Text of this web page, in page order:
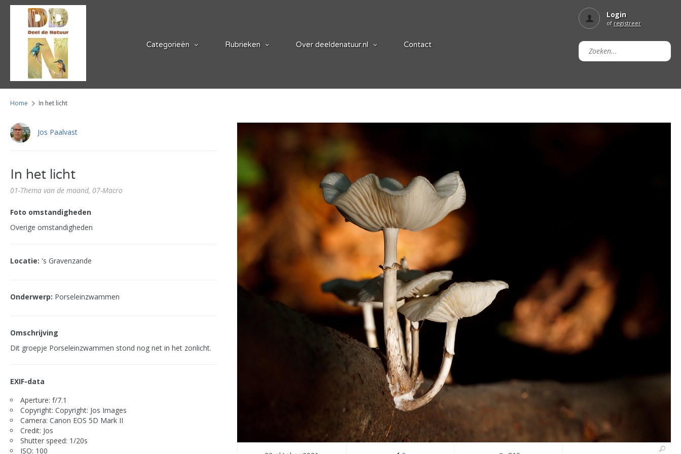
Categorieën Rubrieken Over deeldenatuur.nl Contact
Login
of registreer
Home In het licht
Jos Paalvast
In het licht
01-Thema van de maand, 07-Macro
Foto omstandigheden
Overige omstandigheden
Locatie: 's Gravenzande
Onderwerp: Porseleinzwammen
Omschrijving
Dit groepje Porseleinzwammen stond nog net in het zonlicht.
EXIF-data
Aperture: f/7.1
Copyright: Copyright: Jos Images
Camera: Canon EOS 5D Mark II
Credit: Jos
Shutter speed: 1/20s
ISO: 100